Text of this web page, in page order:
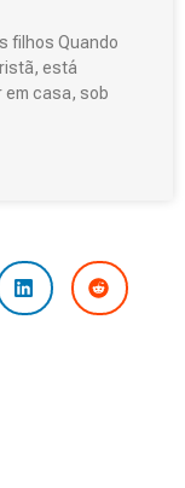
filhos Quando
está
em casa, sob